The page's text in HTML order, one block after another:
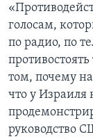
голосам,
по радио, по
том, почему
что у
руководство